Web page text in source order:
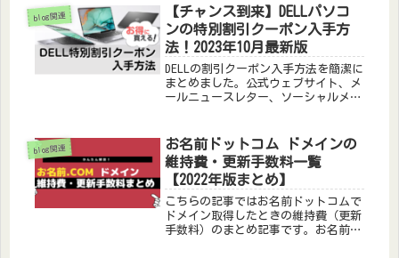
ン購入が可能。サイトを量産するかた
には特におすすめしてます。やり方は
欲しいドメインを申し込みネームサー
バーを変更する、コレだけです！
blog関連
【チャンス到来】DELLパソコ
ンの特別割引クーポン入手方
法！2023年10月最新版
DELLの割引クーポン入手方法を簡潔に
まとめました。公式ウェブサイト、メ
ールニュースレター、ソーシャルメデ
DELLの高品質なパソコンを手頃な価格
で入手するためのステップを知りまし
ょう。お得なショッピングを実現し、
最新のテクノロジーを手に入れましょ
う。
blog関連
お名前ドットコム ドメインの
維持費・更新手数料一覧
【2022年版まとめ】
こちらの記事ではお名前ドットコムで
ドメイン取得したときの維持費（更新
手数料）のまとめ記事です。お名前ド